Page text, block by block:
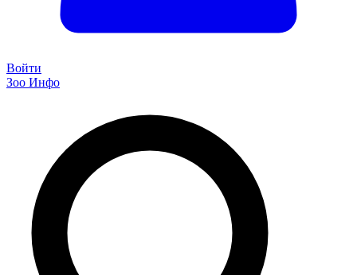
Войти
Зоо Инфо